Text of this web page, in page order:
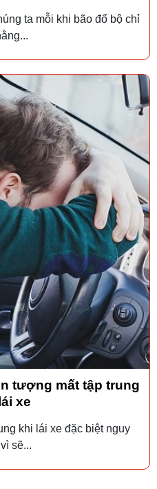
ta mỗi khi bão đổ bộ chỉ
tượng mất tập trung
xe
khi lái xe đặc biệt nguy
sẽ...